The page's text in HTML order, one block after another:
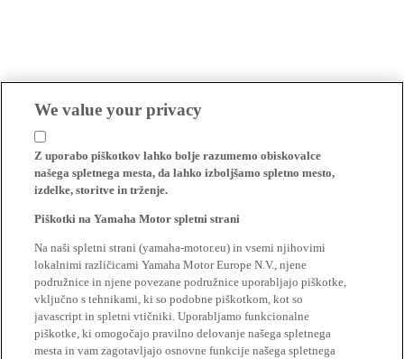
We value your privacy
Z uporabo piškotkov lahko bolje razumemo obiskovalce
našega spletnega mesta, da lahko izboljšamo spletno mesto,
izdelke, storitve in trženje.
Piškotki na Yamaha Motor spletni strani
Na naši spletni strani (yamaha-motor.eu) in vsemi njihovimi
lokalnimi različicami Yamaha Motor Europe N.V., njene
podružnice in njene povezane podružnice uporabljajo piškotke,
vključno s tehnikami, ki so podobne piškotkom, kot so
javascript in spletni vtičniki. Uporabljamo funkcionalne
piškotke, ki omogočajo pravilno delovanje našega spletnega
mesta in vam zagotavljajo osnovne funkcije našega spletnega